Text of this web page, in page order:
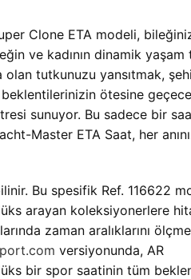
Clone ETA modeli,
ve kadının dinamik yaşam
tutkunuzu yansıtmak,
ötesine
sunuyor. Bu sadece bir
Master ETA Saat, her
Bu spesifik Ref. 116622
arayan koleksiyonerlere
zaman aralıklarını
versiyonunda, AR
bir spor saatinin tüm